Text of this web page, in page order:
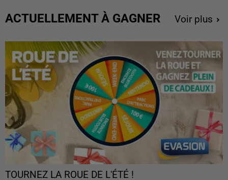
ACTUELLEMENT À GAGNER Voir plus
TOURNEZ LA ROUE DE L'ÉTÉ !